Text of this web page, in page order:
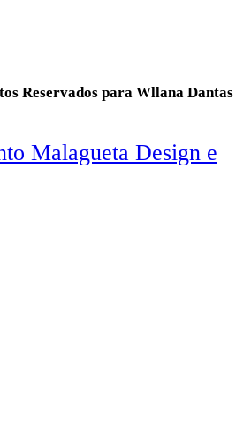
Reservados para Wllana Dantas
Malagueta Design e